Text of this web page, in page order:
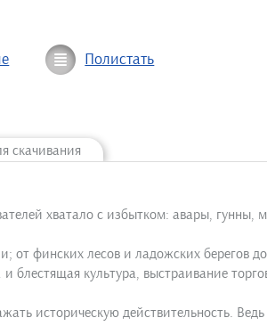
Полистать
скачивания
хватало с избытком: авары, гунны,
финских лесов и ладожских берегов
культура, выстраивание
историческую действительность.